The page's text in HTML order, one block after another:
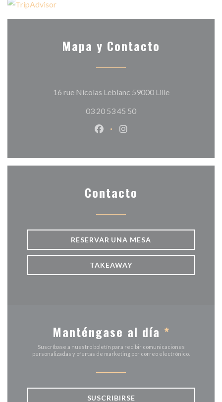
Mapa y Contacto
16 rue Nicolas Leblanc 59000 Lille((abre en una
03 20 53 45 50
Facebook ((abre en una nueva
Instagram ((abre en una
Contacto
RESERVAR UNA MESA
TAKEAWAY
Manténgase al día *
Suscríbase a nuestro boletín para recibir comunicaciones
personalizadas y ofertas de marketing por correo electrónico.
SUSCRIBIRSE